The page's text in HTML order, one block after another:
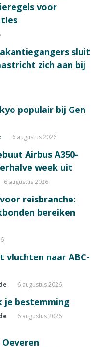
voor
sluit
zich aan bij
populair bij Gen
6 augustus 2026
Airbus A350-
week uit
6 augustus 2026
reisbranche:
bereiken
vluchten naar ABC-
6 augustus 2026
je bestemming
6 augustus 2026